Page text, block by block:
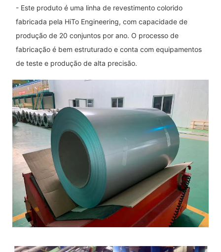
- Este produto é uma linha de revestimento colorido
fabricada pela HiTo Engineering, com capacidade de
produção de 20 conjuntos por ano. O processo de
fabricação é bem estruturado e conta com equipamentos
de teste e produção de alta precisão.